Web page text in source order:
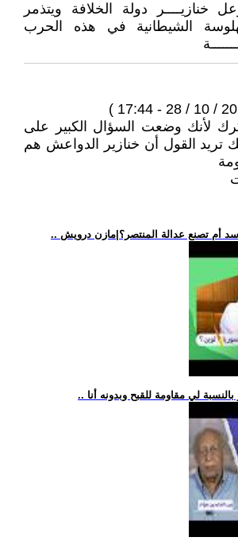
خنازيــــر دولة الخلافة ويتذمر
الشيطانية في هذه الحرب
لأنك وضعت السؤال الكبير على
تريد القول أن خنازير الدواعش هم
لي مقاومة للقبح وبدونه أنا